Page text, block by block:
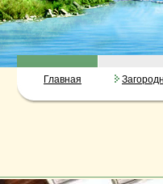
Главная